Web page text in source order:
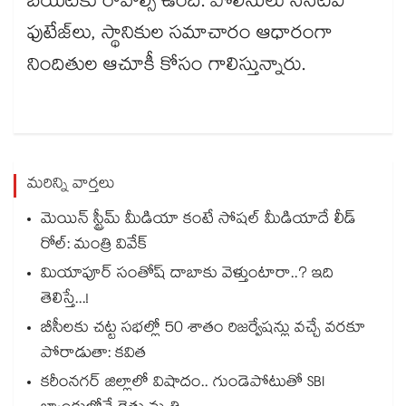
ఫుటేజ్‌‌‌‌లు, స్థానికుల సమాచారం ఆధారంగా
నిందితుల ఆచూకీ కోసం గాలిస్తున్నారు.
మరిన్ని వార్తలు
మెయిన్ స్ట్రీమ్ మీడియా కంటే సోషల్ మీడియాదే లీడ్
రోల్: మంత్రి వివేక్
మియాపూర్ సంతోష్ దాబాకు వెళ్తుంటారా..? ఇది
తెలిస్తే...!
బీసీలకు చట్ట సభల్లో 50 శాతం రిజర్వేషన్లు వచ్చే వరకూ
పోరాడుతా: కవిత
కరీంనగర్ జిల్లాలో విషాదం.. గుండెపోటుతో SBI